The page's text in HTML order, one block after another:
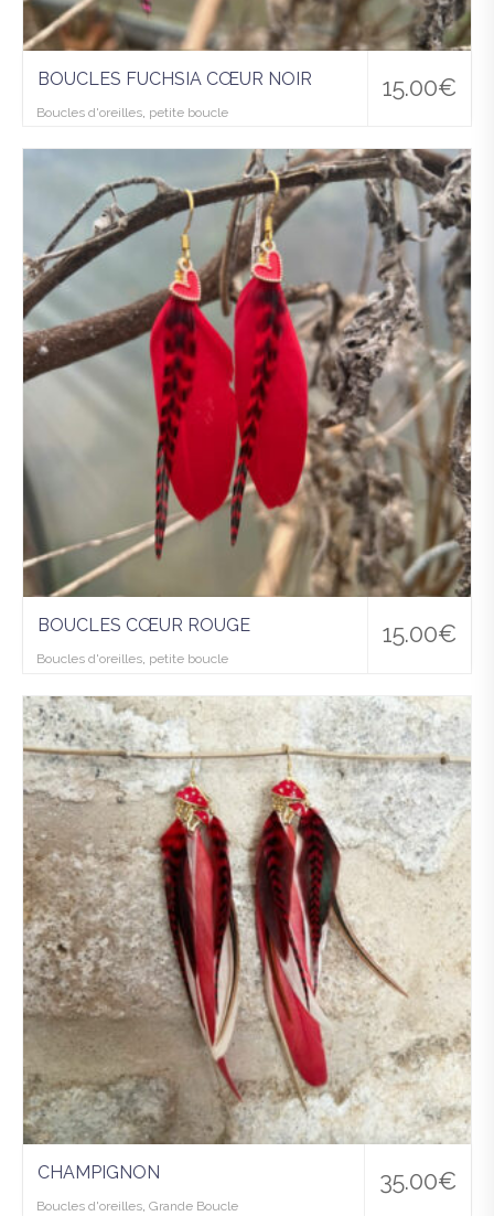
15.00€
BOUCLES FUCHSIA CŒUR NOIR
Boucles d'oreilles petite boucle
à la
wis
hlist
15.00€
BOUCLES CŒUR ROUGE
Boucles d'oreilles, petite boucle
Ajo
uter
à la
wis
hlist
35.00€
CHAMPIGNON
Boucles d'oreilles, Grande Boucle